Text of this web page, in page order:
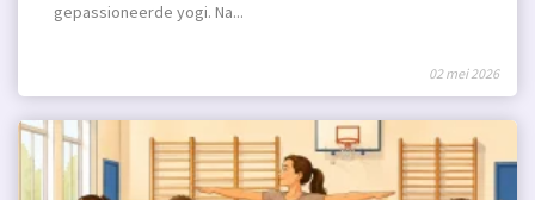
02 mei 2026
gepassioneerde yogi. Na...